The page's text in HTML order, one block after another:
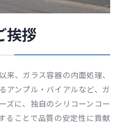
挨拶
来、ガラス容器の内面処理、
アンプル・バイアルなど、ガ
ズに、独自のシリコーンコー
ることで品質の安定性に貢献